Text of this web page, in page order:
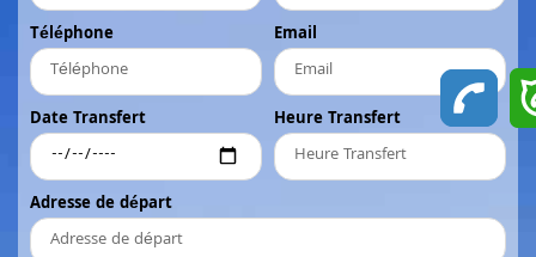
Téléphone Email
Date Transfert Heure Transfert
Adresse de départ